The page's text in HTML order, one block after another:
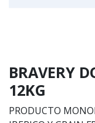
BRAVERY
12KG
PRODUCTO